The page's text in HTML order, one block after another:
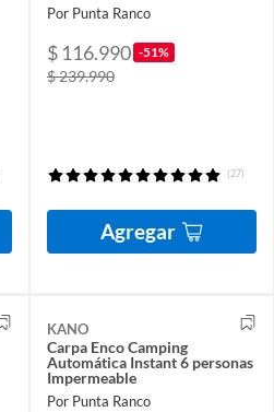
Por Punta Ranco
$ 116.990 -51%
$ 239.990
(27)
Agregar
KANO
Carpa Enco Camping
Automática Instant 6 personas
Impermeable
Por Punta Ranco